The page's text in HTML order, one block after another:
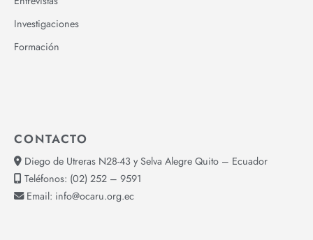
Investigaciones
Formación
CONTACTO
Diego de Utreras N28-43 y Selva Alegre Quito – Ecuador
Teléfonos: (02) 252 – 9591
Email: info@ocaru.org.ec